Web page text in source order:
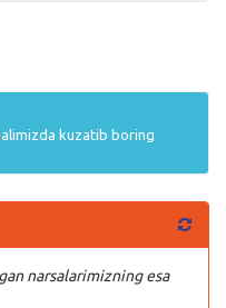
kuzatib boring
narsalarimizning esa